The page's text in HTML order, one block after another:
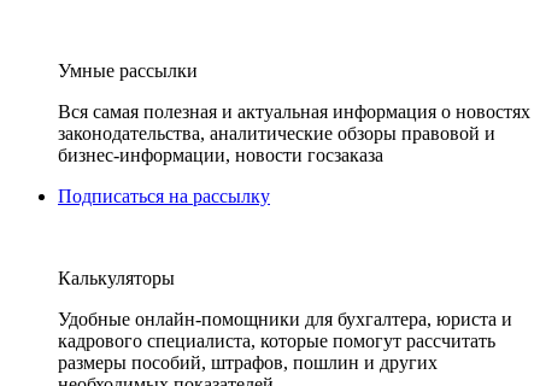
Умные рассылки
Вся самая полезная и актуальная информация о новостях
законодательства, аналитические обзоры правовой и
бизнес-информации, новости госзаказа
Подписаться на рассылку
Калькуляторы
Удобные онлайн-помощники для бухгалтера, юриста и
кадрового специалиста, которые помогут рассчитать
размеры пособий, штрафов, пошлин и других